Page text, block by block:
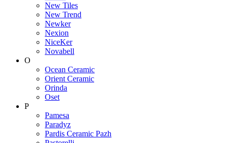
New Tiles
New Trend
Newker
Nexion
NiceKer
Novabell
O
Ocean Ceramic
Orient Ceramic
Orinda
Oset
P
Pamesa
Paradyz
Pardis Ceramic Pazh